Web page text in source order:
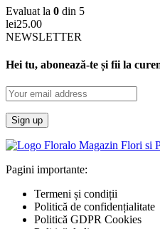
Evaluat la 0 din 5
lei25.00
NEWSLETTER
Hei tu, abonează-te și fii la
Pagini importante:
Termeni și condiții
Politică de confidențialitate
Politică GDPR Cookies